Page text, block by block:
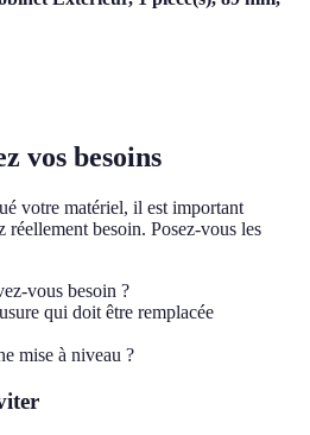
vos besoins
votre matériel, il est important
besoin. Posez-vous les
vous besoin ?
qui doit être remplacée
mise à niveau ?